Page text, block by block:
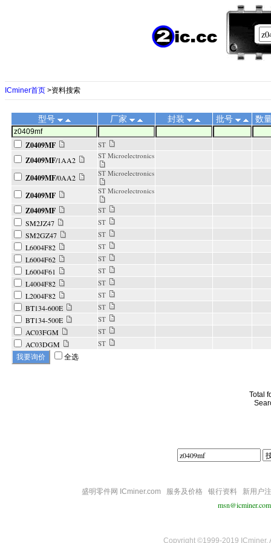
ICminer首页 >资料搜索
型号 厂家 封装 批号 数
Z0409MF ST
Z0409MF/1AA2 ST Microelectronics
Z0409MF/0AA2 ST Microelectronics
Z0409MF ST Microelectronics
Z0409MF ST
SM2JZ47 ST
SM2GZ47 ST
L6004F82 ST
L6004F62 ST
L6004F61 ST
L4004F82 ST
L2004F82 ST
BT134-600E ST
BT134-500E ST
AC03FGM ST
AC03DGM ST
全选
Total
盛明零件网 ICminer.com 服务及价格 银行资料 新用户
msn@icminer.com
Copyright ©1999-2019 ICminer,